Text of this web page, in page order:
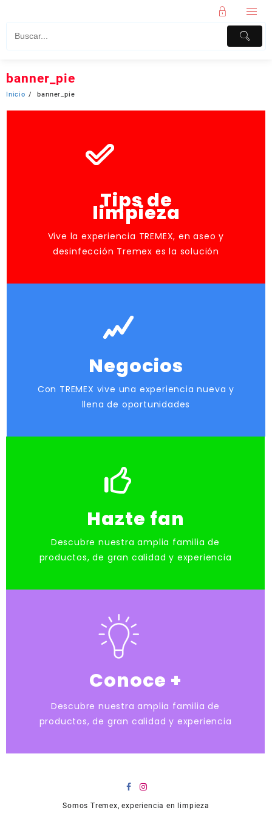
banner_pie
Inicio banner_pie
Tips de
limpieza
Vive la experiencia TREMEX, en aseo y
desinfección Tremex es la solución
Negocios
Con TREMEX vive una experiencia nueva y
llena de oportunidades
Hazte fan
Descubre nuestra amplia familia de
productos, de gran calidad y experiencia
Conoce +
Descubre nuestra amplia familia de
productos, de gran calidad y experiencia
Somos Tremex, experiencia en limpieza